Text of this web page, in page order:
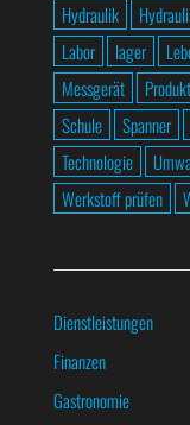
Hydraulik
Labor
lager
Messgerät
Produkt
Schule
Spanner
Technologie
Werkstoff prüfen
Dienstleistungen
Finanzen
Gastronomie